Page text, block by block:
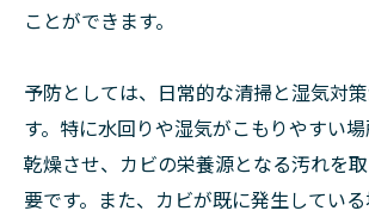
ことができます。
予防としては、日常的な清掃と湿気対
す。特に水回りや湿気がこもりやすい
乾燥させ、カビの栄養源となる汚れを
要です。また、カビが既に発生してい